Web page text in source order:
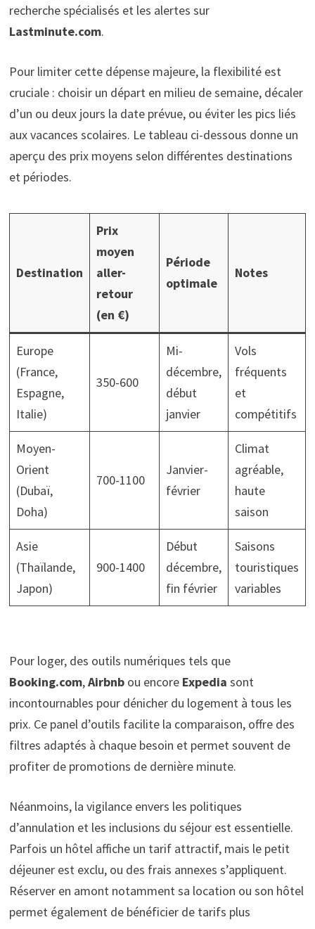
recherche spécialisés et les alertes sur
Lastminute.com.
Pour limiter cette dépense majeure, la flexibilité est
cruciale : choisir un départ en milieu de semaine, décaler
d’un ou deux jours la date prévue, ou éviter les pics liés
aux vacances scolaires. Le tableau ci-dessous donne un
aperçu des prix moyens selon différentes destinations
et périodes.
Destination
Prix
moyen
aller-
retour
(en €)
Période
optimale
Notes
Europe
(France,
Espagne,
Italie)
350-600
Mi-
décembre,
début
janvier
Vols
fréquents
et
compétitifs
Moyen-
Orient
(Dubaï,
Doha)
700-1100
Janvier-
février
Climat
agréable,
haute
saison
Asie
(Thaïlande,
Japon)
900-1400
Début
décembre,
fin février
Saisons
touristiques
variables
Pour loger, des outils numériques tels que
Booking.com,Airbnbou encore Expedia sont
incontournables pour dénicher du logement à tous les
prix. Ce panel d’outils facilite la comparaison, offre des
filtres adaptés à chaque besoin et permet souvent de
profiter de promotions de dernière minute.
Néanmoins, la vigilance envers les politiques
d’annulation et les inclusions du séjour est essentielle.
Parfois un hôtel affiche un tarif attractif, mais le petit
déjeuner est exclu, ou des frais annexes s’appliquent.
Réserver en amont notamment sa location ou son hôtel
permet également de bénéficier de tarifs plus